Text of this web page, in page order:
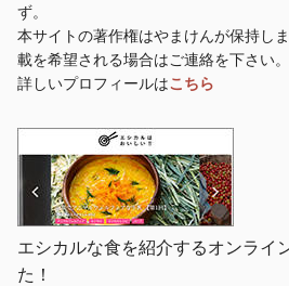
ず。
本サイトの著作権はやまけんが保持し
載を希望される場合はご連絡を下さい。
詳しいプロフィールはこちら
エシカルな食を紹介するオンライ
た！